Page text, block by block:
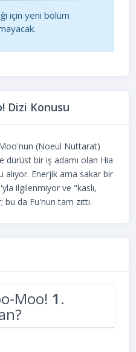
için yeni bölüm
Dizi Konusu
(Noeul Nuttarat)
dürüst bir iş adamı olan Hia
alıyor. Enerjik ama sakar bir
ilgilenmiyor ve "kaslı,
da Fu'nun tam zıttı.
Moo! 1.